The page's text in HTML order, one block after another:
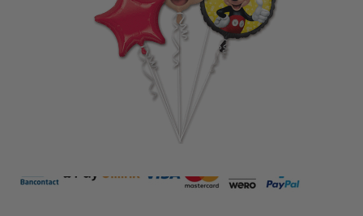
Niet op voorraad
Verpakt per 5 stuks